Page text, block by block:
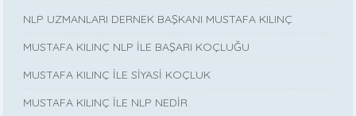
NLP UZMANLARI DERNEK BAŞKANI MUSTAFA KILINÇ
MUSTAFA KILINÇ NLP İLE BAŞARI KOÇLUĞU
MUSTAFA KILINÇ İLE SİYASİ KOÇLUK
MUSTAFA KILINÇ İLE NLP NEDİR